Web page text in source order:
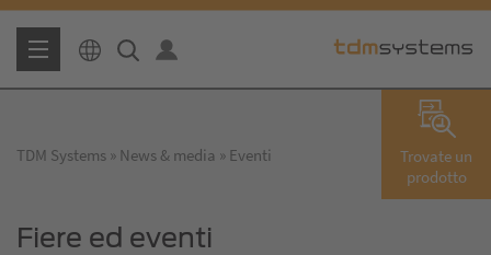
Trovate un
prodotto
TDM Systems News & media Eventi
Fiere ed eventi